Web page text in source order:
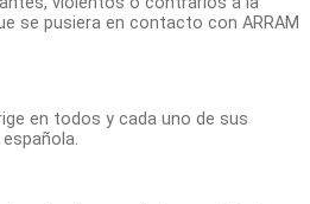
se pusiera en contacto con ARRAM
en todos y cada uno de sus